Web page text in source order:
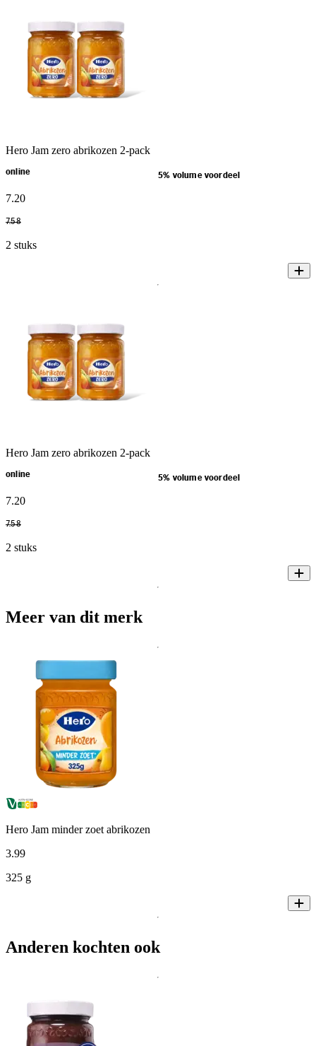
Hero Jam zero abrikozen 2-pack
online 5% volume voordeel
7.20
7.58
2 stuks
Hero Jam zero abrikozen 2-pack
online 5% volume voordeel
7.20
7.58
2 stuks
Meer van dit merk
Hero Jam minder zoet abrikozen
3.99
325 g
Anderen kochten ook